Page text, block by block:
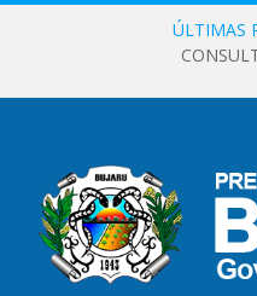
ÚLTIMAS